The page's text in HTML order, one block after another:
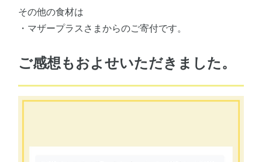
その他の食材は
・マザープラスさまからのご寄付です。
ご感想もおよせいただきました。